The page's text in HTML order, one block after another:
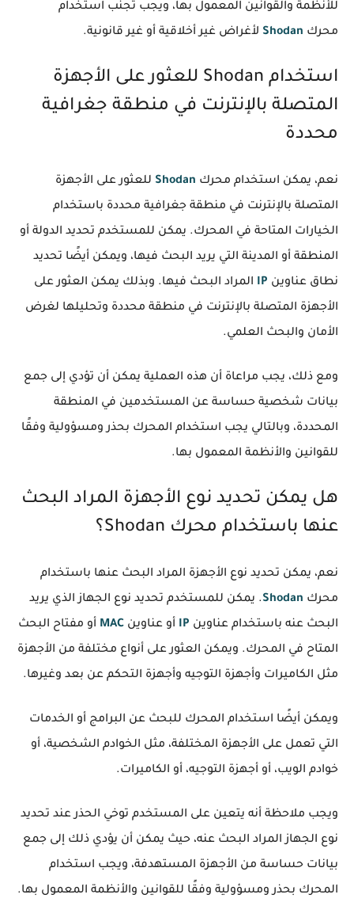
للأنظمة والقوانين المعمول بها، ويجب تجنب استخدام
محرك Shodan لأغراض غير أخلاقية أو غير قانونية.
استخدام Shodan للعثور على الأجهزة
المتصلة بالإنترنت في منطقة جغرافية
محددة
نعم، يمكن استخدام محرك Shodan للعثور على الأجهزة
المتصلة بالإنترنت في منطقة جغرافية محددة باستخدام
الخيارات المتاحة في المحرك. يمكن للمستخدم تحديد الدولة أو
المنطقة أو المدينة التي يريد البحث فيها، ويمكن أيضًا تحديد
نطاق عناوين IP المراد البحث فيها. وبذلك يمكن العثور على
الأجهزة المتصلة بالإنترنت في منطقة محددة وتحليلها لغرض
الأمان والبحث العلمي.
ومع ذلك، يجب مراعاة أن هذه العملية يمكن أن تؤدي إلى جمع
بيانات شخصية حساسة عن المستخدمين في المنطقة
المحددة، وبالتالي يجب استخدام المحرك بحذر ومسؤولية وفقًا
للقوانين والأنظمة المعمول بها.
هل يمكن تحديد نوع الأجهزة المراد البحث
عنها باستخدام محرك Shodan؟
نعم، يمكن تحديد نوع الأجهزة المراد البحث عنها باستخدام
محرك Shodan. يمكن للمستخدم تحديد نوع الجهاز الذي يريد
البحث عنه باستخدام عناوين IP أو عناوين MAC أو مفتاح البحث
المتاح في المحرك. ويمكن العثور على أنواع مختلفة من الأجهزة
مثل الكاميرات وأجهزة التوجيه وأجهزة التحكم عن بعد وغيرها.
ويمكن أيضًا استخدام المحرك للبحث عن البرامج أو الخدمات
التي تعمل على الأجهزة المختلفة، مثل الخوادم الشخصية، أو
خوادم الويب، أو أجهزة التوجيه، أو الكاميرات.
ويجب ملاحظة أنه يتعين على المستخدم توخي الحذر عند تحديد
نوع الجهاز المراد البحث عنه، حيث يمكن أن يؤدي ذلك إلى جمع
بيانات حساسة من الأجهزة المستهدفة، ويجب استخدام
المحرك بحذر ومسؤولية وفقًا للقوانين والأنظمة المعمول بها.